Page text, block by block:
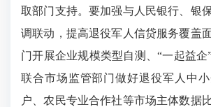
取部门支持。要加强与人民银行、银
调联动，提高退役军人信贷服务覆盖
门开展企业规模类型自测、“一起益
联合市场监管部门做好退役军人中
户、农民专业合作社等市场主体数据